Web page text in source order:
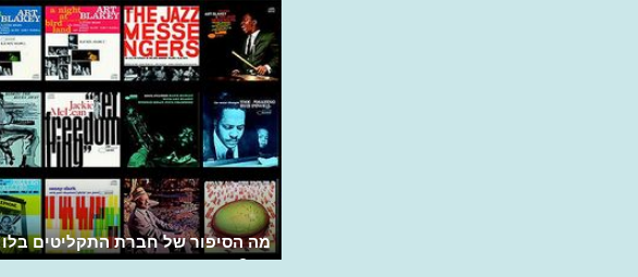
מה הסיפור של חברת התקליטים בלו
נוט?